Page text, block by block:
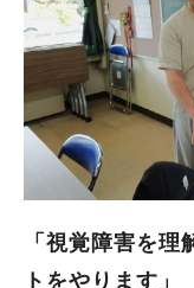
「視覚障害を
トをやります」